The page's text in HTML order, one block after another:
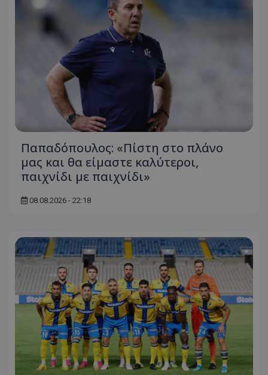
Παπαδόπουλος: «Πίστη στο πλάνο
μας και θα είμαστε καλύτεροι,
παιχνίδι με παιχνίδι»
08.08.2026 - 22:18